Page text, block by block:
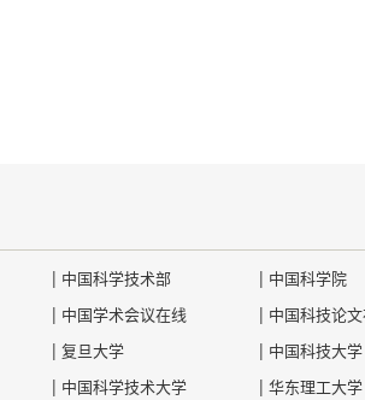
| 中国科学技术部 | 中国科学院
| 中国学术会议在线 | 中国科技论
| 复旦大学 | 中国科技大学
| 中国科学技术大学 | 华东理工大学